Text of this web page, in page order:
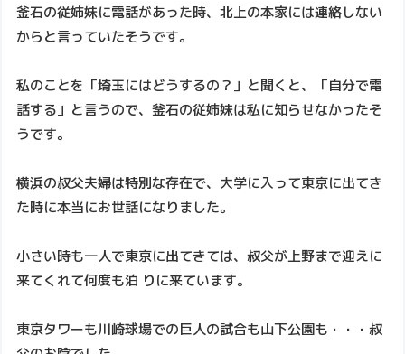
釜石の従姉妹に電話があった時、北上の本家には連絡しない
からと言っていたそうです。
私のことを「埼玉にはどうするの？」と聞くと、「自分で電
話する」と言うので、釜石の従姉妹は私に知らせなかったそ
うです。
横浜の叔父夫婦は特別な存在で、大学に入って東京に出てき
た時に本当にお世話になりました。
小さい時も一人で東京に出てきては、叔父が上野まで迎えに
来てくれて何度も泊 りに来ています。
東京タワーも川崎球場での巨人の試合も山下公園も・・・叔